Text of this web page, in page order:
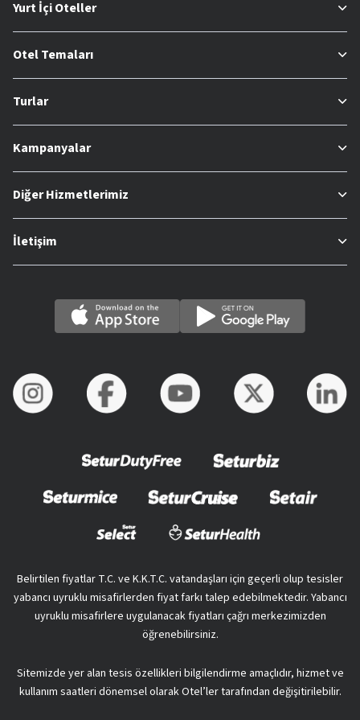
Yurt İçi Oteller
Otel Temaları
Turlar
Kampanyalar
Diğer Hizmetlerimiz
İletişim
Belirtilen fiyatlar T.C. ve K.K.T.C. vatandaşları için geçerli olup tesisler
yabancı uyruklu misafirlerden fiyat farkı talep edebilmektedir. Yabancı
uyruklu misafirlere uygulanacak fiyatları çağrı merkezimizden
öğrenebilirsiniz.
Sitemizde yer alan tesis özellikleri bilgilendirme amaçlıdır, hizmet ve
kullanım saatleri dönemsel olarak Otel’ler tarafından değişitirilebilir.